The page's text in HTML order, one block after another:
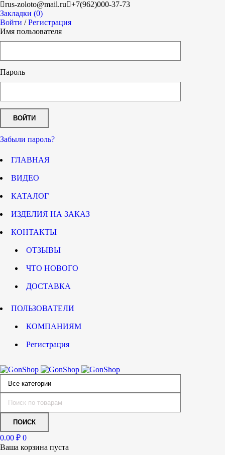
rus-zoloto@mail.ru
+7(962)000-37-73
Закладки (0)
Войти /Регистрация
Имя пользователя
Пароль
Забыли пароль?
ГЛАВНАЯ
ВИДЕО
КАТАЛОГ
ИЗДЕЛИЯ НА ЗАКАЗ
КОНТАКТЫ
ОТЗЫВЫ
ЧТО НОВОГО
ДОСТАВКА
ПОЛЬЗОВАТЕЛИ
КОМПАНИЯМ
Регистрация
0.00 ₽ 0
Ваша корзина пуста